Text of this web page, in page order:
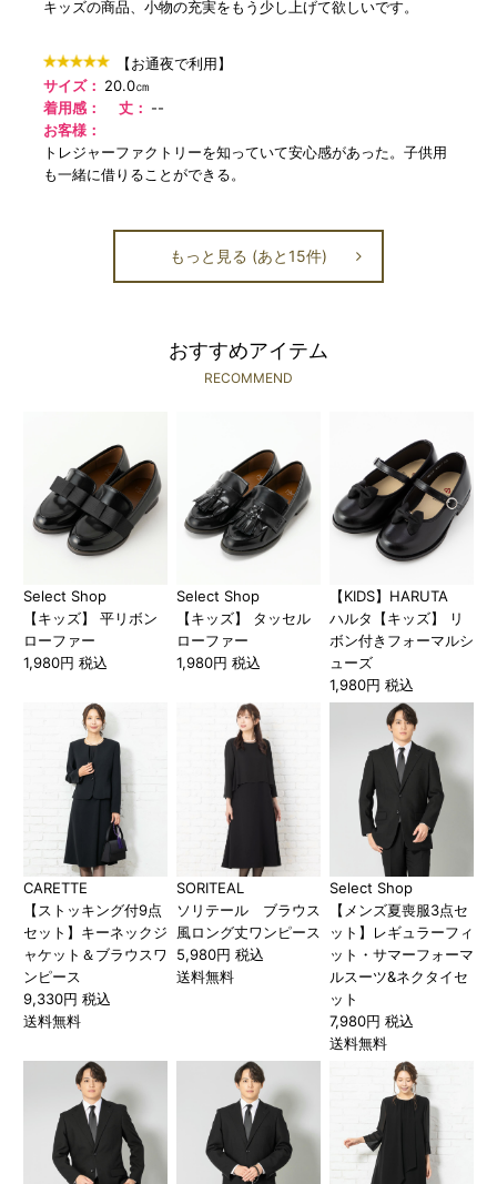
キッズの商品、小物の充実をもう少し上げて欲しいです。
【お通夜で利用】
サイズ： 20.0㎝
着用感：
丈： --
お客様：
トレジャーファクトリーを知っていて安心感があった。子供用
も一緒に借りることができる。
もっと見る (あと15件)
おすすめアイテム
RECOMMEND
Select Shop
【キッズ】 平リボン
ローファー
1,980円 税込
Select Shop
【キッズ】 タッセル
ローファー
1,980円 税込
【KIDS】HARUTA
ハルタ【キッズ】 リ
ボン付きフォーマルシ
ューズ
1,980円 税込
CARETTE
【ストッキング付9点
セット】キーネックジ
ャケット＆ブラウスワ
ンピース
9,330円 税込
送料無料
SORITEAL
ソリテール ブラウス
風ロング丈ワンピース
5,980円 税込
送料無料
Select Shop
【メンズ夏喪服3点セ
ット】レギュラーフィ
ット・サマーフォーマ
ルスーツ&ネクタイセ
ット
7,980円 税込
送料無料